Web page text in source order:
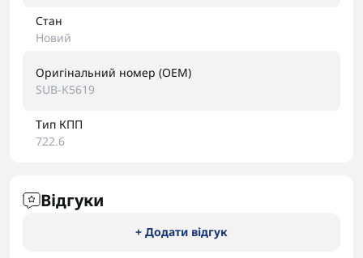
Стан
Новий
Оригінальний номер (OEM)
SUB-K5619
Тип КПП
722.6
Відгуки
+ Додати відгук